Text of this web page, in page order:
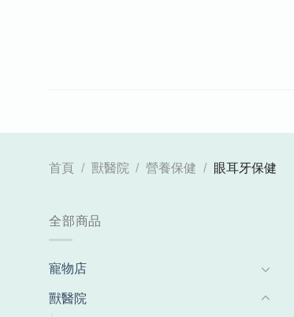
首頁 / 獸醫院 / 營養保健 / 眼耳牙保健
全部商品
寵物店
獸醫院